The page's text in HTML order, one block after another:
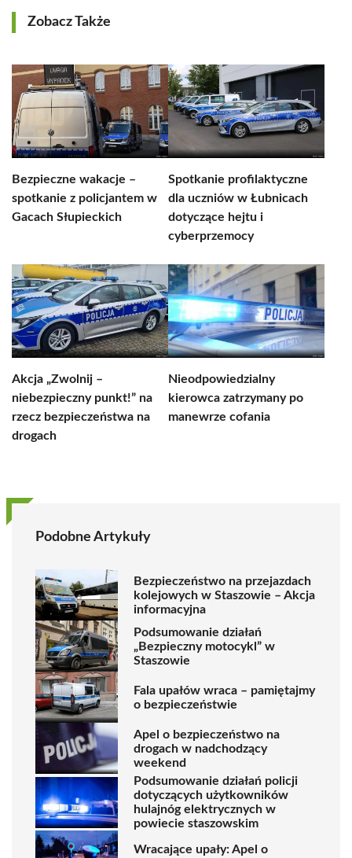
Zobacz Także
Bezpieczne wakacje –
spotkanie z policjantem w
Gacach Słupieckich
Spotkanie profilaktyczne
dla uczniów w Łubnicach
dotyczące hejtu i
cyberprzemocy
Akcja „Zwolnij –
niebezpieczny punkt!” na
rzecz bezpieczeństwa na
drogach
Nieodpowiedzialny
kierowca zatrzymany po
manewrze cofania
Podobne Artykuły
Bezpieczeństwo na przejazdach
kolejowych w Staszowie – Akcja
informacyjna
Podsumowanie działań
„Bezpieczny motocykl” w
Staszowie
Fala upałów wraca – pamiętajmy
o bezpieczeństwie
Apel o bezpieczeństwo na
drogach w nadchodzący
weekend
Podsumowanie działań policji
dotyczących użytkowników
hulajnóg elektrycznych w
powiecie staszowskim
Wracające upały: Apel o